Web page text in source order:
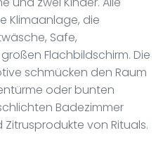
Klimaanlage, die
Safe,
Flachbildschirm. Die
schmücken den Raum
oder bunten
Badezimmer
von Rituals.